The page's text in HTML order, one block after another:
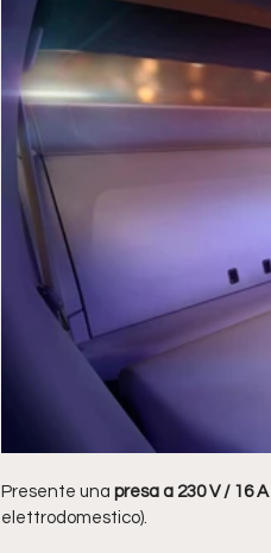
Presente una presa a 230 V / 16 A
elettrodomestico).